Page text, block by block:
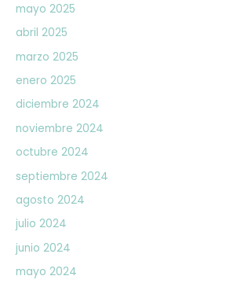
mayo 2025
abril 2025
marzo 2025
enero 2025
diciembre 2024
noviembre 2024
octubre 2024
septiembre 2024
agosto 2024
julio 2024
junio 2024
mayo 2024